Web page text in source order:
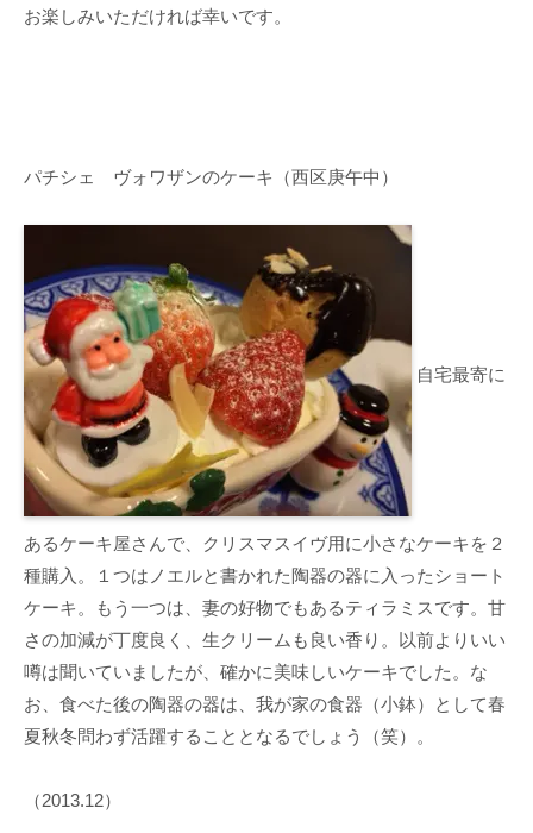
お楽しみいただければ幸いです。
パチシェ ヴォワザンのケーキ（西区庚午中）
自宅最寄に
あるケーキ屋さんで、クリスマスイヴ用に小さなケーキを２
種購入。１つはノエルと書かれた陶器の器に入ったショート
ケーキ。もう一つは、妻の好物でもあるティラミスです。甘
さの加減が丁度良く、生クリームも良い香り。以前よりいい
噂は聞いていましたが、確かに美味しいケーキでした。な
お、食べた後の陶器の器は、我が家の食器（小鉢）として春
夏秋冬問わず活躍することとなるでしょう（笑）。
（2013.12）